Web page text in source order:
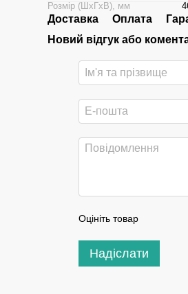
Розмір (ШхГхВ), мм
Доставка Оплата
Новий відгук або
Оцініть товар
Надіслати